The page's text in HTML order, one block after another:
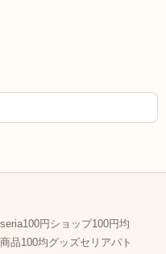
円ショップ100円均
品100均グッズセリアパト